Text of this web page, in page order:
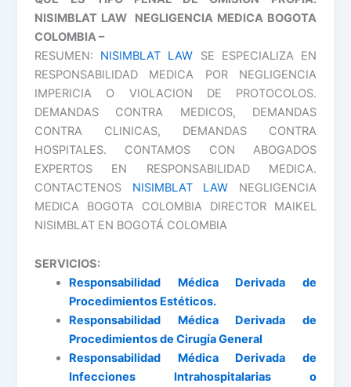
MEDICA
BOGOTA
COLOMBIA
NISIMBLAT LAW NEGLIGENCIA MEDICA BOGOTA
COLOMBIA –
RESUMEN: NISIMBLAT LAW SE ESPECIALIZA EN
RESPONSABILIDAD MEDICA POR NEGLIGENCIA
IMPERICIA O VIOLACION DE PROTOCOLOS.
DEMANDAS CONTRA MEDICOS, DEMANDAS
CONTRA CLINICAS, DEMANDAS CONTRA
HOSPITALES. CONTAMOS CON ABOGADOS
EXPERTOS EN RESPONSABILIDAD MEDICA.
CONTACTENOS NISIMBLAT LAW NEGLIGENCIA
MEDICA BOGOTA COLOMBIA DIRECTOR MAIKEL
NISIMBLAT EN BOGOTÁ COLOMBIA
SERVICIOS:
Responsabilidad Médica Derivada de
Procedimientos Estéticos.
Responsabilidad Médica Derivada de
Procedimientos de Cirugía General
Responsabilidad Médica Derivada de
Infecciones Intrahospitalarias o